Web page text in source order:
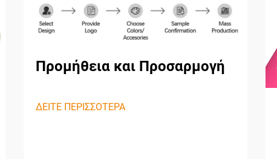
Προμήθεια και Προσαρμογή
ΔΕΙΤΕ ΠΕΡΙΣΣΟΤΕΡΑ